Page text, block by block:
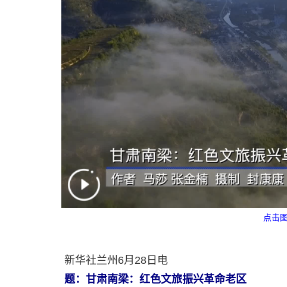
点击
新华社兰州6月28日电
题：甘肃南梁：红色文旅振兴革命老区